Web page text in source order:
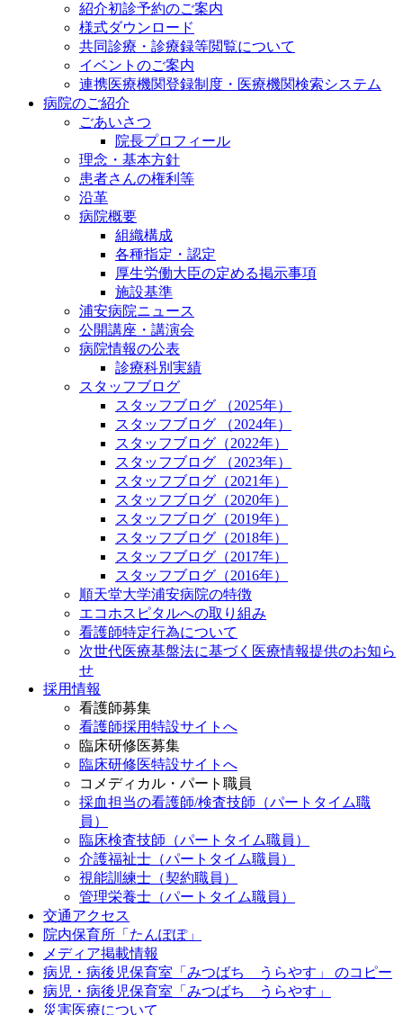
紹介初診予約のご案内
様式ダウンロード
共同診療・診療録等閲覧について
イベントのご案内
連携医療機関登録制度・医療機関検索システム
病院のご紹介
ごあいさつ
院長プロフィール
理念・基本方針
患者さんの権利等
沿革
病院概要
組織構成
各種指定・認定
厚生労働大臣の定める掲示事項
施設基準
浦安病院ニュース
公開講座・講演会
病院情報の公表
診療科別実績
スタッフブログ
スタッフブログ （2025年）
スタッフブログ （2024年）
スタッフブログ（2022年）
スタッフブログ （2023年）
スタッフブログ（2021年）
スタッフブログ（2020年）
スタッフブログ（2019年）
スタッフブログ（2018年）
スタッフブログ（2017年）
スタッフブログ（2016年）
順天堂大学浦安病院の特徴
エコホスピタルへの取り組み
看護師特定行為について
次世代医療基盤法に基づく医療情報提供のお知ら
せ
採用情報
看護師募集
看護師採用特設サイトへ
臨床研修医募集
臨床研修医特設サイトへ
コメディカル・パート職員
採血担当の看護師/検査技師（パートタイム職
員）
臨床検査技師（パートタイム職員）
介護福祉士（パートタイム職員）
視能訓練士（契約職員）
管理栄養士（パートタイム職員）
交通アクセス
院内保育所「たんぽぽ」
メディア掲載情報
病児・病後児保育室「みつばち うらやす」 のコピー
病児・病後児保育室「みつばち うらやす」
災害医療について